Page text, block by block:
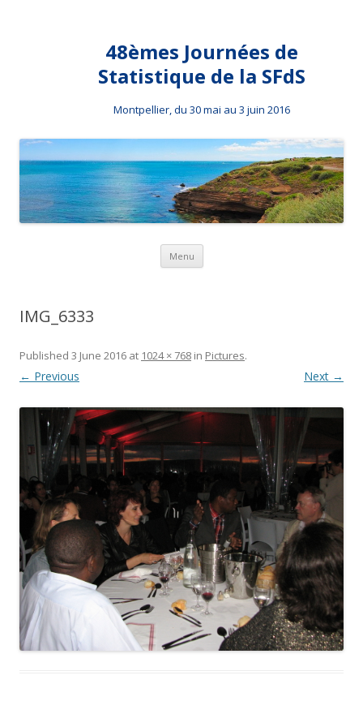
48èmes Journées de
Statistique de la SFdS
Montpellier, du 30 mai au 3 juin 2016
Menu Skip to content
IMG_6333
Published 3 June 2016 at 1024 × 768 in Pictures.
← Previous Next →